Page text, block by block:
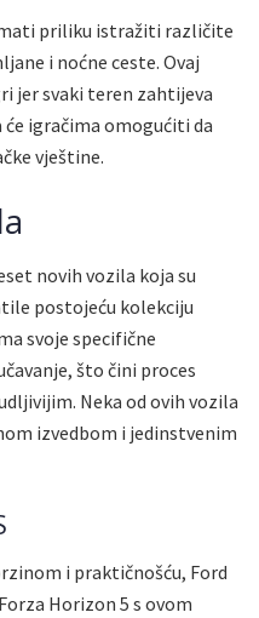
priliku istražiti različite
i noćne ceste. Ovaj
jer svaki teren zahtijeva
igračima omogućiti da
vještine.
novih vozila koja su
postojeću kolekciju
svoje specifične
što čini proces
Neka od ovih vozila
izvedbom i jedinstvenim
i praktičnošću, Ford
Horizon 5 s ovom